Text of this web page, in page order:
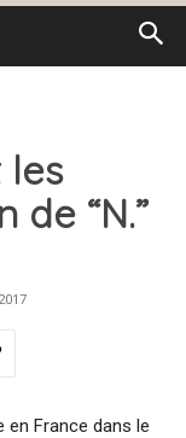
les
de “N.”
en France dans le